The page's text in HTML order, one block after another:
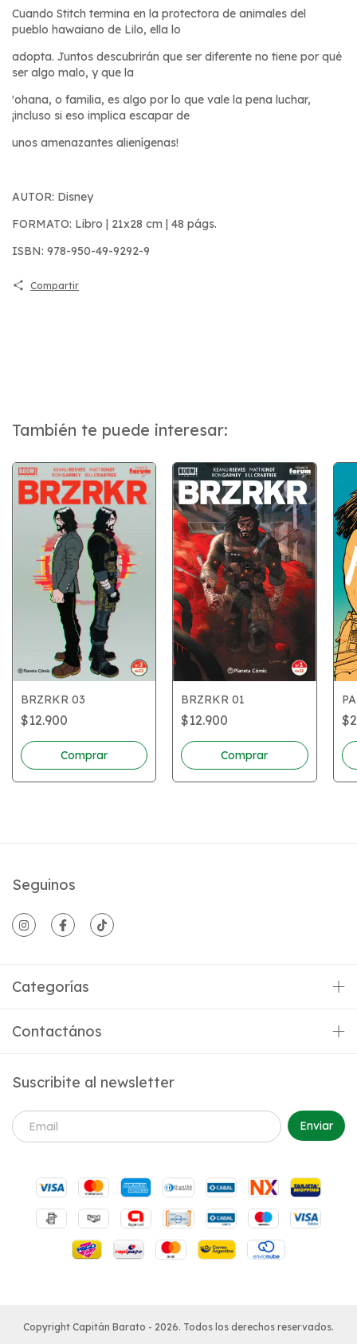
Cuando Stitch termina en la protectora de animales del
pueblo hawaiano de Lilo, ella lo
adopta. Juntos descubrirán que ser diferente no tiene por qué
ser algo malo, y que la
'ohana, o familia, es algo por lo que vale la pena luchar,
¡incluso si eso implica escapar de
unos amenazantes alienígenas!
AUTOR: Disney
FORMATO: Libro | 21x28 cm | 48 págs.
ISBN: 978-950-49-9292-9
Compartir
También te puede interesar:
BRZRKR 03
$12.900
BRZRKR 01
$12.900
Seguinos
Categorías
Contactános
Suscribite al newsletter
Copyright Capitán Barato - 2026. Todos los derechos reservados.